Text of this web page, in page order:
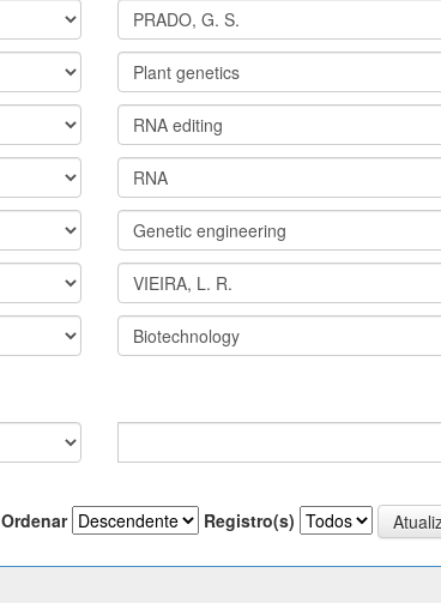
Ordenar Registro(s)